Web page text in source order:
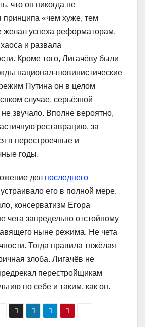
что он никогда не
принципа «чем хуже, тем
успеха реформаторам,
и развала
Кроме того, Лигачёву были
национал-шовинистические
Путина он в целом
случае, серьёзной
не звучало. Вполне вероятно,
реставрацию, за
в перестроечные и
годы.
дел последнего
устраивало его в полной мере.
консерватизм Егора
чета запредельно отстойному
ныне режима. Не чета
Тогда правила тяжёлая
злоба. Лигачёв не
перестройщикам
по себе и таким, как он.